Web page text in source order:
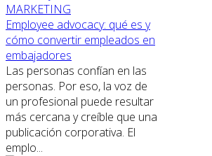
MARKETING
Employee advocacy: qué es y
cómo convertir empleados en
embajadores
Las personas confían en las
personas. Por eso, la voz de
un profesional puede resultar
más cercana y creíble que una
publicación corporativa. El
emplo...